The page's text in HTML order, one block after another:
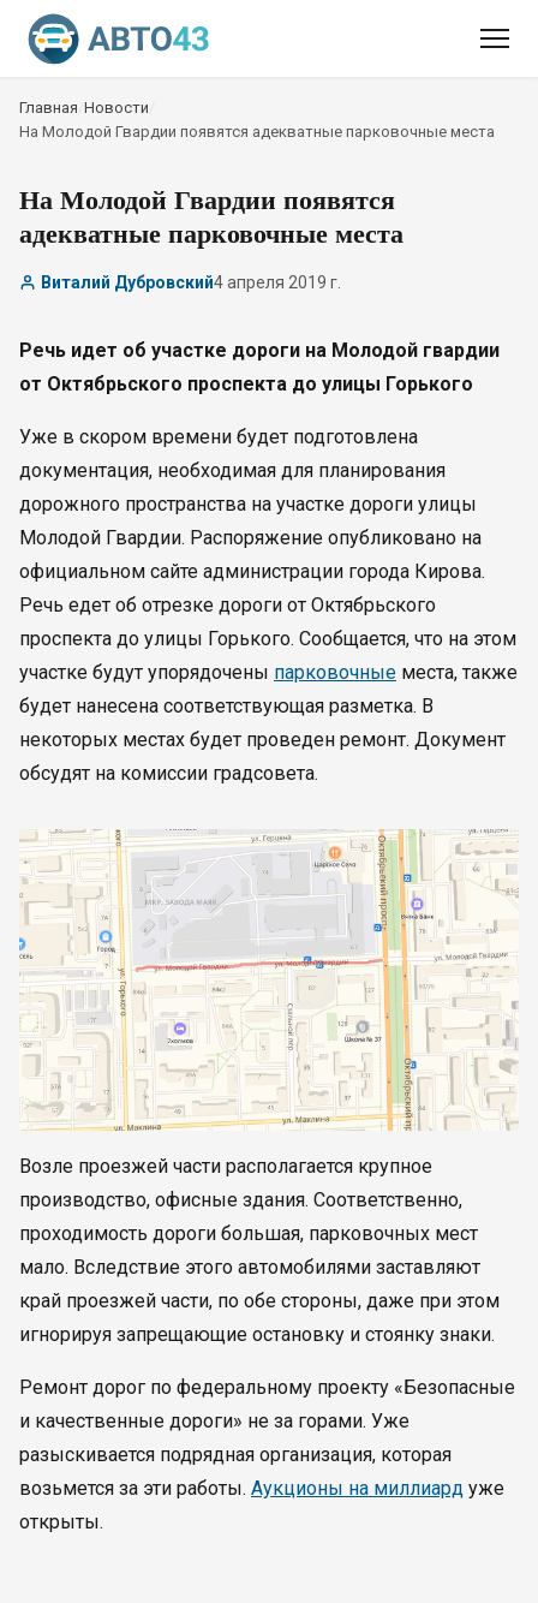
Главная Новости
На Молодой Гвардии появятся адекватные парковочные места
На Молодой Гвардии появятся
адекватные парковочные места
Виталий Дубровский4 апреля 2019 г.
Речь идет об участке дороги на Молодой гвардии
от Октябрьского проспекта до улицы Горького
Уже в скором времени будет подготовлена
документация, необходимая для планирования
дорожного пространства на участке дороги улицы
Молодой Гвардии. Распоряжение опубликовано на
официальном сайте администрации города Кирова.
Речь едет об отрезке дороги от Октябрьского
проспекта до улицы Горького. Сообщается, что на этом
участке будут упорядочены парковочные места, также
будет нанесена соответствующая разметка. В
некоторых местах будет проведен ремонт. Документ
обсудят на комиссии градсовета.
Возле проезжей части располагается крупное
производство, офисные здания. Соответственно,
проходимость дороги большая, парковочных мест
мало. Вследствие этого автомобилями заставляют
край проезжей части, по обе стороны, даже при этом
игнорируя запрещающие остановку и стоянку знаки.
Ремонт дорог по федеральному проекту «Безопасные
и качественные дороги» не за горами. Уже
разыскивается подрядная организация, которая
возьмется за эти работы. Аукционы на миллиард уже
открыты.